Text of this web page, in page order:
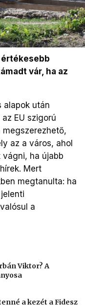
vár, ha az
alapok után
EU szigorú
az a város, ahol
ha újabb
Mert
megtanulta: ha
a
Viktor? A
a kezét a Fidesz